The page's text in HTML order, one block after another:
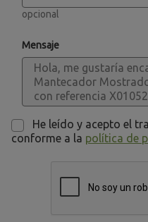
opcional
Mensaje
He leído y acepto el
conforme a la política de